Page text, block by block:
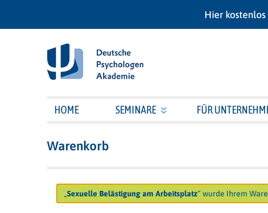
Hier
HOME SEMINARE FÜR
Warenkorb
„Sexuelle Belästigung am Arbeitsplatz“ wurde Ihrem